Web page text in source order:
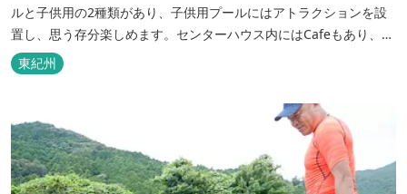
ルと子供用の2種類があり、子供用プールにはアトラクションを設
置し、思う存分楽しめます。センターハウス内にはCafeもあり、軽
食やドリンクを販売しています。ビーチではフライボード・バナナ
ボート・サップ・カヤックなどマリンアクティビティ（有料）がお
楽しみいただけます。今年の夏はぜひ城ノ浜プール＆ビーチにお越
しください。
東紀州